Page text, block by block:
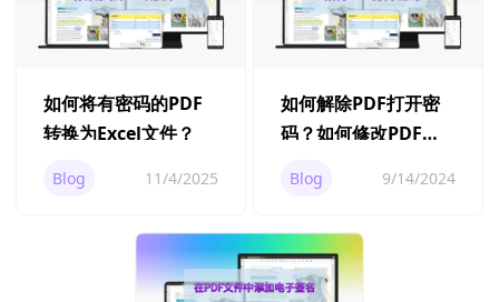
如何将有密码的PDF
转换为Excel文件？
Blog 11/4/2025
如何解除PDF打开密
码？如何修改PDF文
Blog 9/14/2024